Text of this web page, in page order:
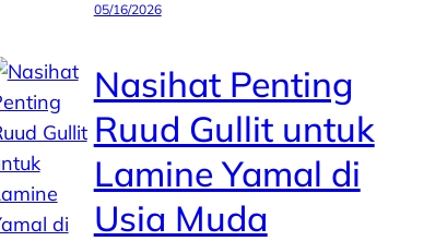
05/16/2026
Nasihat Penting
Ruud Gullit untuk
Lamine Yamal di
Usia Muda